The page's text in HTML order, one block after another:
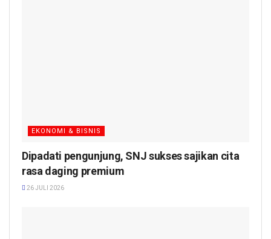
EKONOMI & BISNIS
Dipadati pengunjung, SNJ sukses sajikan cita
rasa daging premium
26 JULI 2026